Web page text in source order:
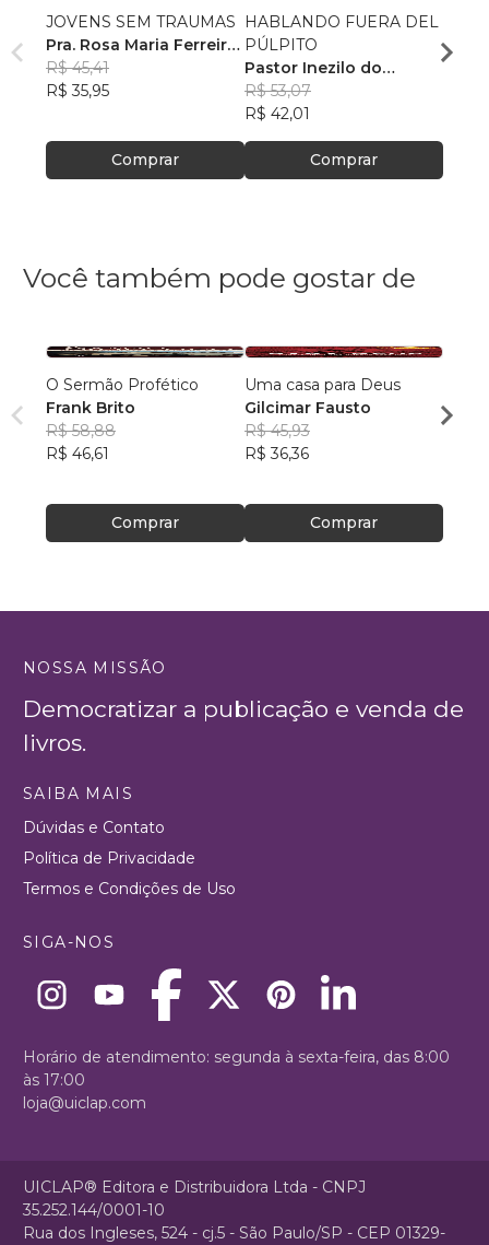
JOVENS SEM TRAUMAS
Pra. Rosa Maria Ferreira
Cunha
R$ 45,41
R$ 35,95
Comprar
HABLANDO FUERA DEL
PÚLPITO
Pastor Inezilo do
Nascimento Cunha
R$ 53,07
R$ 42,01
Comprar
Você também pode gostar de
O Sermão Profético
Frank Brito
R$ 58,88
R$ 46,61
Comprar
Uma casa para Deus
Gilcimar Fausto
R$ 45,93
R$ 36,36
Comprar
Fins
Jeff
NOSSA MISSÃO
Democratizar a publicação e venda de
livros.
SAIBA MAIS
Dúvidas e Contato
Política de Privacidade
Termos e Condições de Uso
SIGA-NOS
Horário de atendimento: segunda à sexta-feira, das 8:00
às 17:00
loja@uiclap.com
UICLAP® Editora e Distribuidora Ltda - CNPJ
35.252.144/0001-10
Rua dos Ingleses, 524 - cj.5 - São Paulo/SP - CEP 01329-